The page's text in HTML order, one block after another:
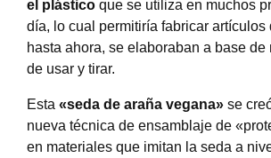
el plástico que se utiliza en muchos
día, lo cual permitiría fabricar artículos
hasta ahora, se elaboraban a base
de usar y tirar.
Esta «seda de araña vegana» se
nueva técnica de ensamblaje de
en materiales que imitan la seda a